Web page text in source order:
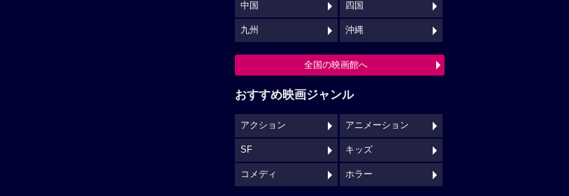
中国 四国
九州 沖縄
全国の映画館へ
おすすめ映画ジャンル
アクション アニメーション
SF キッズ
コメディ ホラー